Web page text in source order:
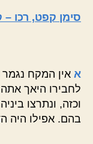
סימן קפט, רכו
א אין המקח
לחבירו היאך
וכזה, ונתרצו
בהם. אפילו היה